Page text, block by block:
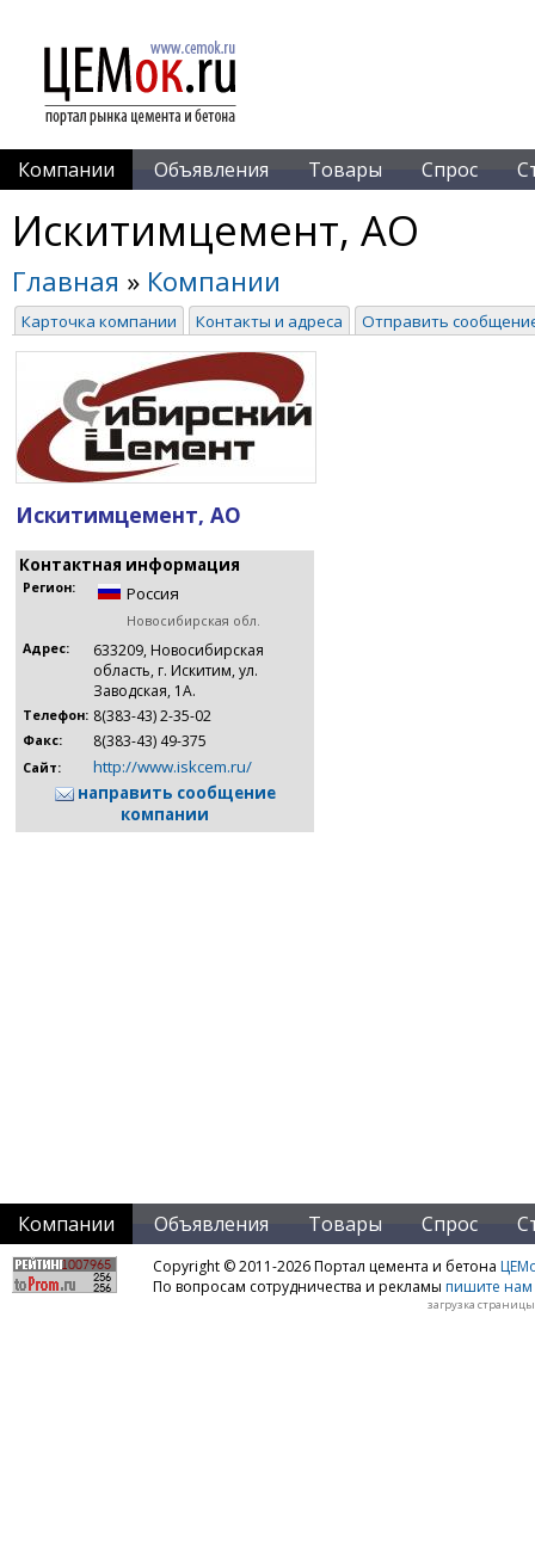
Компании Объявления Товары Спрос
Искитимцемент, АО
Главная » Компании
Карточка компании Контакты и адреса Отправить
Искитимцемент, АО
Контактная информация
Регион: Россия
Новосибирская обл.
Адрес:
633209, Новосибирская
область, г. Искитим, ул.
Заводская, 1А.
Телефон: 8(383-43) 2-35-02
Факс: 8(383-43) 49-375
Сайт:
http://www.iskcem.ru/
направить сообщение
компании
Компании Объявления Товары Спрос
Copyright © 2011-2026 Портал цемента и бетона
По вопросам сотрудничества и рекламы пишите нам
загрузка